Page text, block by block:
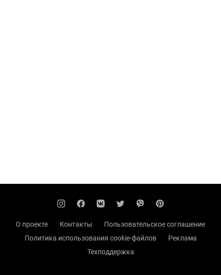
О проекте Контакты
Пользовательское соглашение
Политика использования cookie-файлов
Реклама
Техподдержка